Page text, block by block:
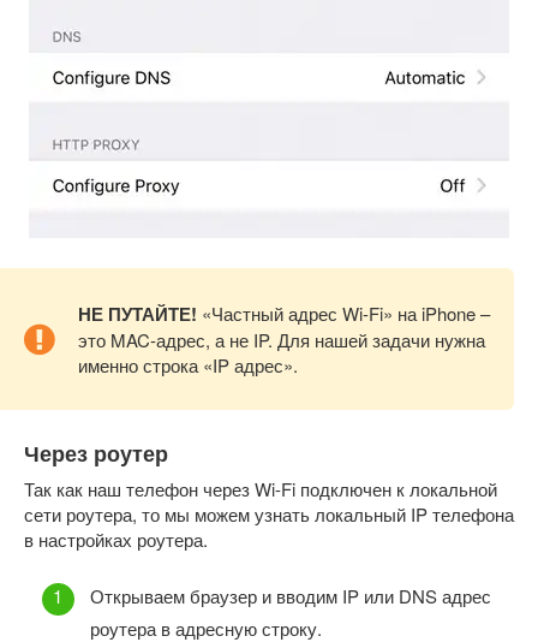
НЕ ПУТАЙТЕ! «Частный адрес Wi-Fi» на iPhone –
это MAC-адрес, а не IP. Для нашей задачи нужна
именно строка «IP адрес».
Через роутер
Так как наш телефон через Wi-Fi подключен к локальной
сети роутера, то мы можем узнать локальный IP телефона
в настройках роутера.
Открываем браузер и вводим IP или DNS адрес
роутера в адресную строку.